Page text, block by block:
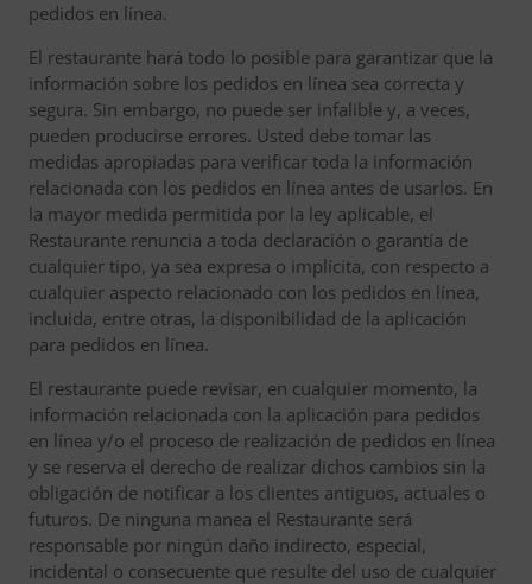
pedidos en línea.
El restaurante hará todo lo posible para garantizar que la
información sobre los pedidos en línea sea correcta y
segura. Sin embargo, no puede ser infalible y, a veces,
pueden producirse errores. Usted debe tomar las
medidas apropiadas para verificar toda la información
relacionada con los pedidos en línea antes de usarlos. En
la mayor medida permitida por la ley aplicable, el
Restaurante renuncia a toda declaración o garantía de
cualquier tipo, ya sea expresa o implícita, con respecto a
cualquier aspecto relacionado con los pedidos en línea,
incluida, entre otras, la disponibilidad de la aplicación
para pedidos en línea.
El restaurante puede revisar, en cualquier momento, la
información relacionada con la aplicación para pedidos
en línea y/o el proceso de realización de pedidos en línea
y se reserva el derecho de realizar dichos cambios sin la
obligación de notificar a los clientes antiguos, actuales o
futuros. De ninguna manea el Restaurante será
responsable por ningún daño indirecto, especial,
incidental o consecuente que resulte del uso de cualquier